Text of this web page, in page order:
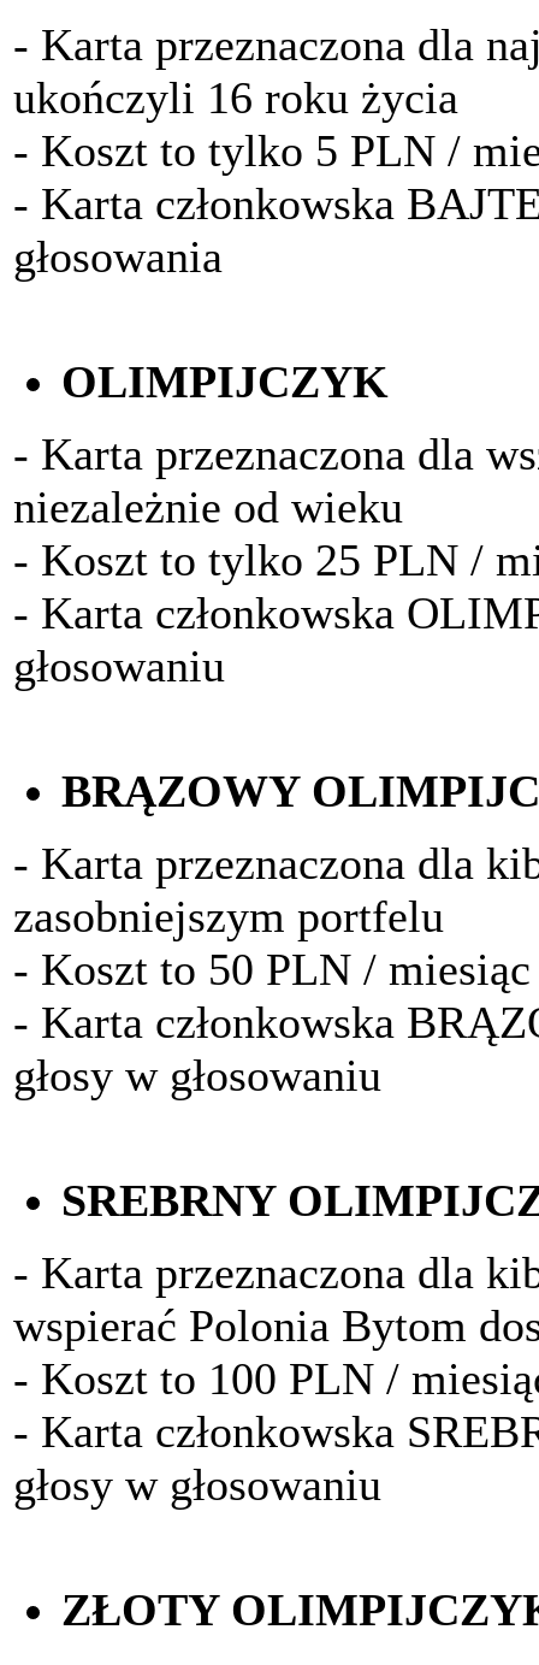
- Karta przeznaczona dla
ukończyli 16 roku życia
- Koszt to tylko 5 PLN /
- Karta członkowska
głosowania
OLIMPIJCZYK
- Karta przeznaczona dla
niezależnie od wieku
- Koszt to tylko 25 PLN /
- Karta członkowska
głosowaniu
BRĄZOWY
- Karta przeznaczona dla
zasobniejszym portfelu
- Koszt to 50 PLN / miesiąc
- Karta członkowska
głosy w głosowaniu
SREBRNY
- Karta przeznaczona dla
wspierać Polonia Bytom
- Koszt to 100 PLN /
- Karta członkowska
głosy w głosowaniu
ZŁOTY